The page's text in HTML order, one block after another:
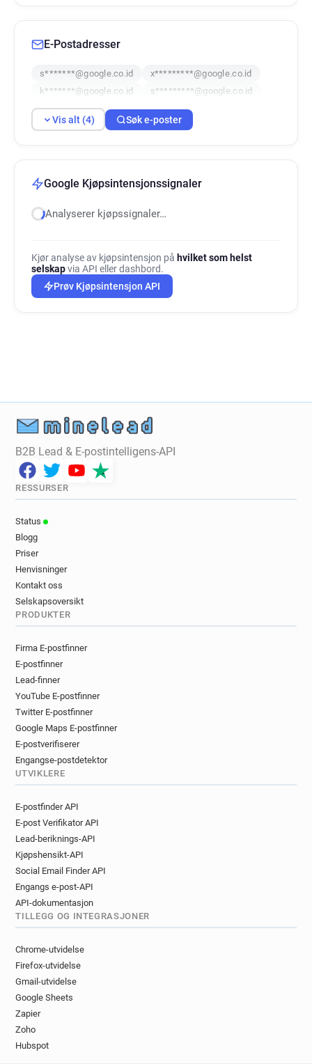
E-Postadresser
s*******@google.co.id
x*********@google.co.id
k*******@google.co.id
s*********@google.co.id
Vis alt (4) Søk e-poster
Google Kjøpsintensjonssignaler
Analyserer kjøpssignaler…
Kjør analyse av kjøpsintensjon på hvilket som helst
selskapvia API eller dashbord.
Prøv Kjøpsintensjon API
B2B Lead & E-postintelligens-API
RESSURSER
Status
Blogg
Priser
Henvisninger
Kontakt oss
Selskapsoversikt
PRODUKTER
Firma E-postfinner
E-postfinner
Lead-finner
YouTube E-postfinner
Twitter E-postfinner
Google Maps E-postfinner
E-postverifiserer
Engangse-postdetektor
UTVIKLERE
E-postfinder API
E-post Verifikator API
Lead-beriknings-API
Kjøpshensikt-API
Social Email Finder API
Engangs e-post-API
API-dokumentasjon
TILLEGG OG INTEGRASJONER
Chrome-utvidelse
Firefox-utvidelse
Gmail-utvidelse
Google Sheets
Zapier
Zoho
Hubspot